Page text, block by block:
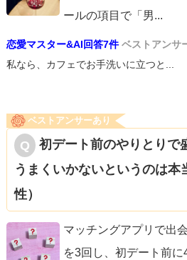
ールの項目で「男...
恋愛マスター&AI回答7件 ベストアンサ
私なら、カフェでお手洗いに立つと...
ベストアンサーあり
初デート前のやりとりで
うまくいかないというのは本
性）
マッチングアプリで出
を3回し、初デート前